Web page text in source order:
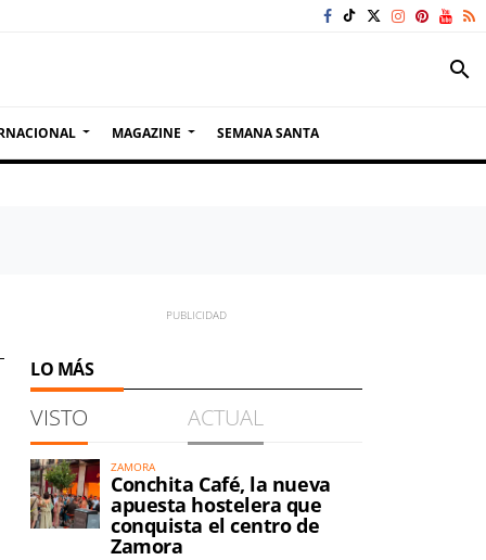
search
MAGAZINE SEMANA SANTA
LO MÁS
VISTO ACTUAL
ZAMORA
Conchita Café, la nueva
apuesta hostelera que
conquista el centro de
Zamora